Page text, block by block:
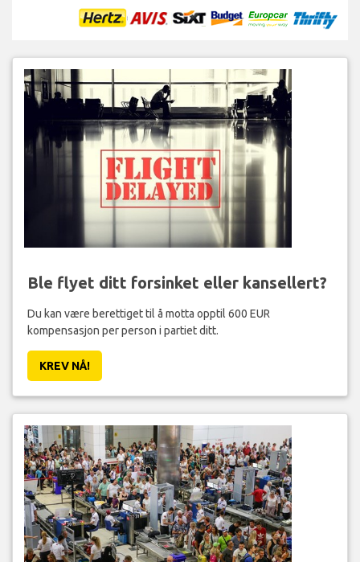
Ble flyet ditt forsinket eller kansellert?
Du kan være berettiget til å motta opptil 600 EUR
kompensasjon per person i partiet ditt.
KREV NÅ!